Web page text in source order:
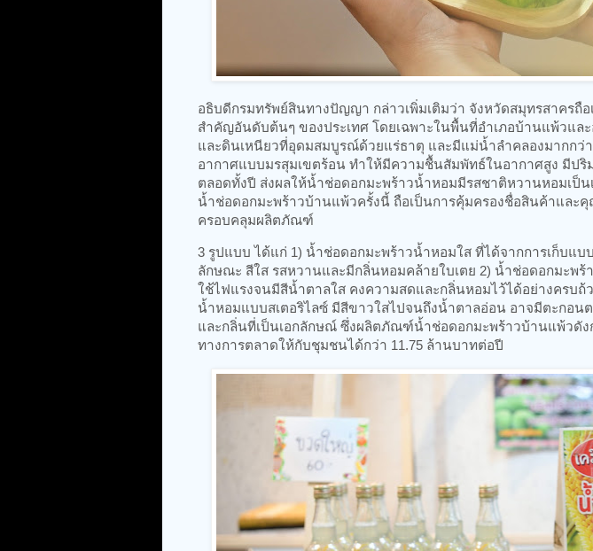
อธิบดีกรมทรัพย์สินทางปัญญา กล่าวเพิ่มเติมว่า จังหวัดสมุทรสาครถื
สำคัญอันดับต้นๆ ของประเทศ โดยเฉพาะในพื้นที่อำเภอบ้านแพ้วแล
และดินเหนียวที่อุดมสมบูรณ์ด้วยแร่ธาตุ และมีแม่น้ำลำคลองมากกว่
อากาศแบบมรสุมเขตร้อน ทำให้มีความชื้นสัมพัทธ์ในอากาศสูง มีปริ
ตลอดทั้งปี ส่งผลให้น้ำช่อดอกมะพร้าวน้ำหอมมีรสชาติหวานหอมเป็
น้ำช่อดอกมะพร้าวบ้านแพ้วครั้งนี้ ถือเป็นการคุ้มครองชื่อสินค้าและ
ครอบคลุมผลิตภัณฑ์
3 รูปแบบ ได้แก่ 1) น้ำช่อดอกมะพร้าวน้ำหอมใส ที่ได้จากการเก็บแบ
ลักษณะ สีใส รสหวานและมีกลิ่นหอมคล้ายใบเตย 2) น้ำช่อดอกมะพ
ใช้ไฟแรงจนมีสีน้ำตาลใส คงความสดและกลิ่นหอมไว้ได้อย่างครบถ้
น้ำหอมแบบสเตอริไลซ์ มีสีขาวใสไปจนถึงน้ำตาลอ่อน อาจมีตะกอน
และกลิ่นที่เป็นเอกลักษณ์ ซึ่งผลิตภัณฑ์น้ำช่อดอกมะพร้าวบ้านแพ้วดัง
ทางการตลาดให้กับชุมชนได้กว่า 11.75 ล้านบาทต่อปี